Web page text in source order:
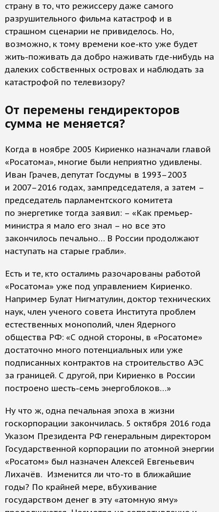
страну в то, что режиссеру даже самого
разрушительного фильма катастроф и в
страшном сценарии не привиделось. Но,
возможно, к тому времени кое-кто уже будет
жить-поживать да добро наживать где-нибудь на
далеких собственных островах и наблюдать за
катастрофой по телевизору?
От перемены гендиректоров
сумма не меняется?
Когда в ноябре 2005 Кириенко назначали главой
«Росатома», многие были неприятно удивлены.
Иван Грачев, депутат Госдумы в 1993–2003
и 2007–2016 годах, зампредседателя, а затем –
председатель парламентского комитета
по энергетике тогда заявил: – «Как премьер-
министра я мало его знал – но все это
закончилось печально… В России продолжают
наступать на старые грабли».
Есть и те, кто осталимь разочарованы работой
«Росатома» уже под управлением Кириенко.
Например Булат Нигматулин, доктор технических
наук, член ученого совета Института проблем
естественных монополий, член Ядерного
общества РФ: «С одной стороны, в «Росатоме»
достаточно много потенциальных или уже
подписанных контрактов на строительство АЭС
за границей. С другой, при Кириенко в России
построено шесть-семь энергоблоков…»
Ну что ж, одна печальная эпоха в жизни
госкорпорации закончилась. 5 октября 2016 года
Указом Президента РФ генеральным директором
Государственной корпорации по атомной энергии
«Росатом» был назначен Алексей Евгеньевич
Лихачёв. Изменится ли что-то в ближайшие
годы? По крайней мере, вбухивание
государством денег в эту «атомную яму»